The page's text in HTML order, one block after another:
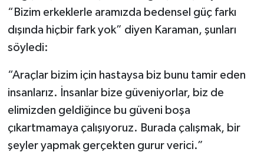
“Bizim erkeklerle aramızda bedensel güç farkı
dışında hiçbir fark yok” diyen Karaman, şunları
söyledi:
“Araçlar bizim için hastaysa biz bunu tamir eden
insanlarız. İnsanlar bize güveniyorlar, biz de
elimizden geldiğince bu güveni boşa
çıkartmamaya çalışıyoruz. Burada çalışmak, bir
şeyler yapmak gerçekten gurur verici.”